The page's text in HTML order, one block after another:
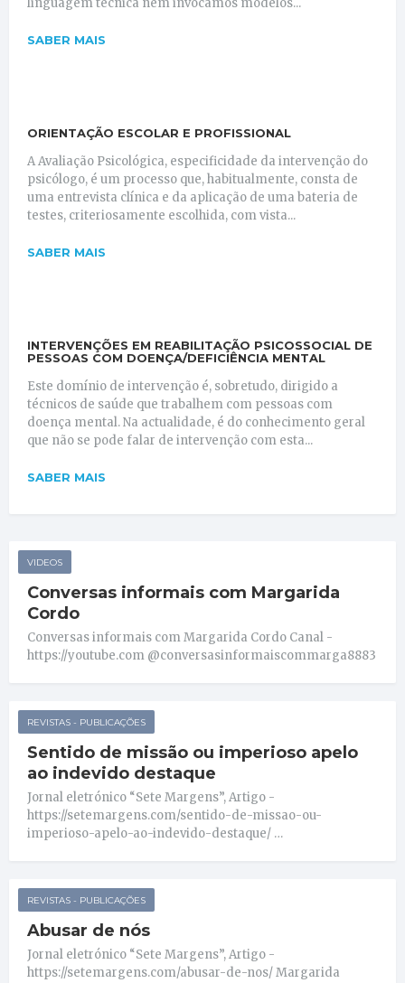
SABER MAIS
ORIENTAÇÃO ESCOLAR E PROFISSIONAL
A Avaliação Psicológica, especificidade da intervenção do
psicólogo, é um processo que, habitualmente, consta de
uma entrevista clínica e da aplicação de uma bateria de
testes, criteriosamente escolhida, com vista...
SABER MAIS
INTERVENÇÕES EM REABILITAÇÃO PSICOSSOCIAL DE
PESSOAS COM DOENÇA/DEFICIÊNCIA MENTAL
Este domínio de intervenção é, sobretudo, dirigido a
técnicos de saúde que trabalhem com pessoas com
doença mental. Na actualidade, é do conhecimento geral
que não se pode falar de intervenção com esta...
SABER MAIS
VIDEOS
Conversas informais com Margarida
Cordo
Conversas informais com Margarida Cordo Canal -
https://youtube.com @conversasinformaiscommarga8883
REVISTAS - PUBLICAÇÕES
Sentido de missão ou imperioso apelo
ao indevido destaque
Jornal eletrónico “Sete Margens”, Artigo -
https://setemargens.com/sentido-de-missao-ou-
imperioso-apelo-ao-indevido-destaque/ …
REVISTAS - PUBLICAÇÕES
Abusar de nós
Jornal eletrónico “Sete Margens”, Artigo -
https://setemargens.com/abusar-de-nos/ Margarida